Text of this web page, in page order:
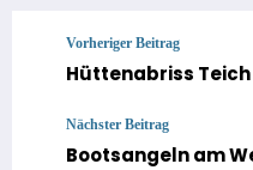
Vorheriger Beitrag
Hüttenabriss Teich
Nächster Beitrag
Bootsangeln am